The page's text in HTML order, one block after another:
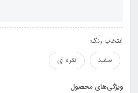
انتخاب رنگ:
سفید
نقره ای
ویژگی‌های محصول